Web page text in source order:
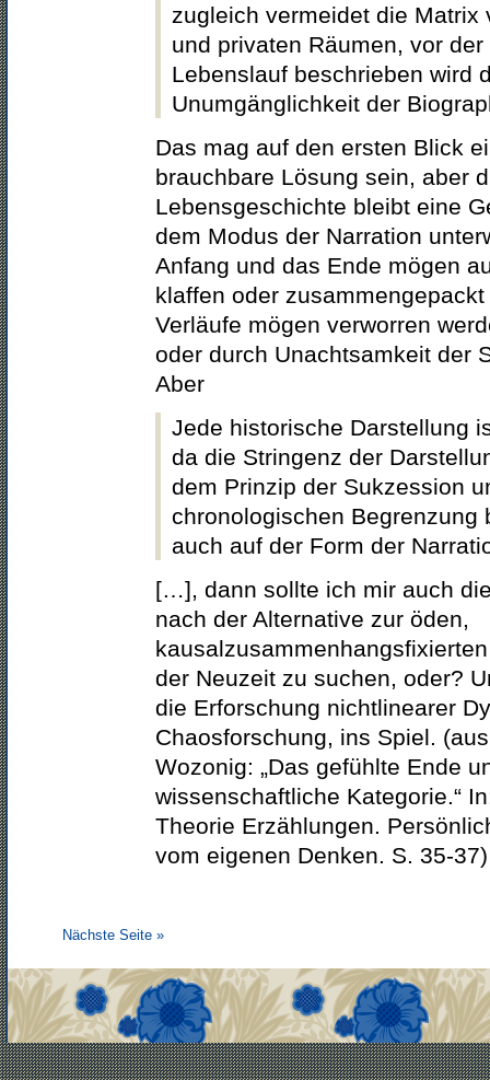
zugleich vermeidet die Matrix
und privaten Räumen, vor
Lebenslauf beschrieben wird
Unumgänglichkeit der
Das mag auf den ersten Blick
brauchbare Lösung sein, aber
Lebensgeschichte bleibt eine
dem Modus der Narration
Anfang und das Ende mögen
klaffen oder
Verläufe mögen verworren
oder durch Unachtsamkeit der
Aber
Jede historische Darstellung
da die Stringenz der
dem Prinzip der Sukzession
chronologischen Begrenzung
auch auf der Form der
[…], dann sollte ich mir auch
nach der Alternative zur öden,
der Neuzeit zu suchen, oder?
die Erforschung nichtlinearer
Chaosforschung, ins Spiel.
Wozonig: „Das gefühlte Ende
wissenschaftliche Kategorie.“
Theorie Erzählungen.
vom eigenen Denken. S. 35-37)
Nächste Seite »